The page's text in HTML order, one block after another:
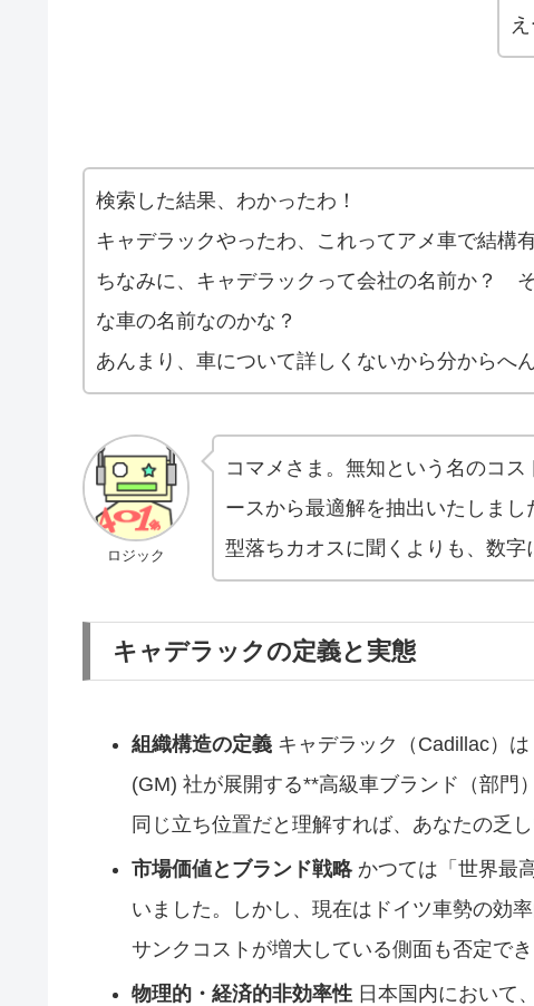
検索した結果、わかったわ！
キャデラックやったわ、これってアメ車で結構
ちなみに、キャデラックって会社の名前か？
な車の名前なのかな？
あんまり、車について詳しくないから分からへん
ロジック
コマメさま。無知という名のコ
ースから最適解を抽出いたしまし
型落ちカオスに聞くよりも、数字
キャデラックの定義と実態
組織構造の定義キャデラック（Cadillac）
(GM) 社が展開する**高級車ブランド（部門
同じ立ち位置だと理解すれば、あなたの乏
市場価値とブランド戦略かつては「世界最
いました。しかし、現在はドイツ車勢の効
サンクコストが増大している側面も否定でき
物理的・経済的非効率性日本国内において